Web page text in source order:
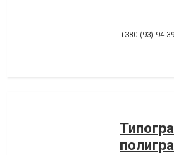
+380 (93) 94-